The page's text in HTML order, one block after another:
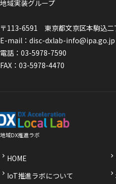
地域実装グループ
〒113-6591 東京都文京区本駒込二
E-mail： disc-dxlab-info@ipa.go.jp
電話： 03-5978-7590
FAX：03-5978-4470
地域DX推進ラボ
HOME
IoT推進ラボについて